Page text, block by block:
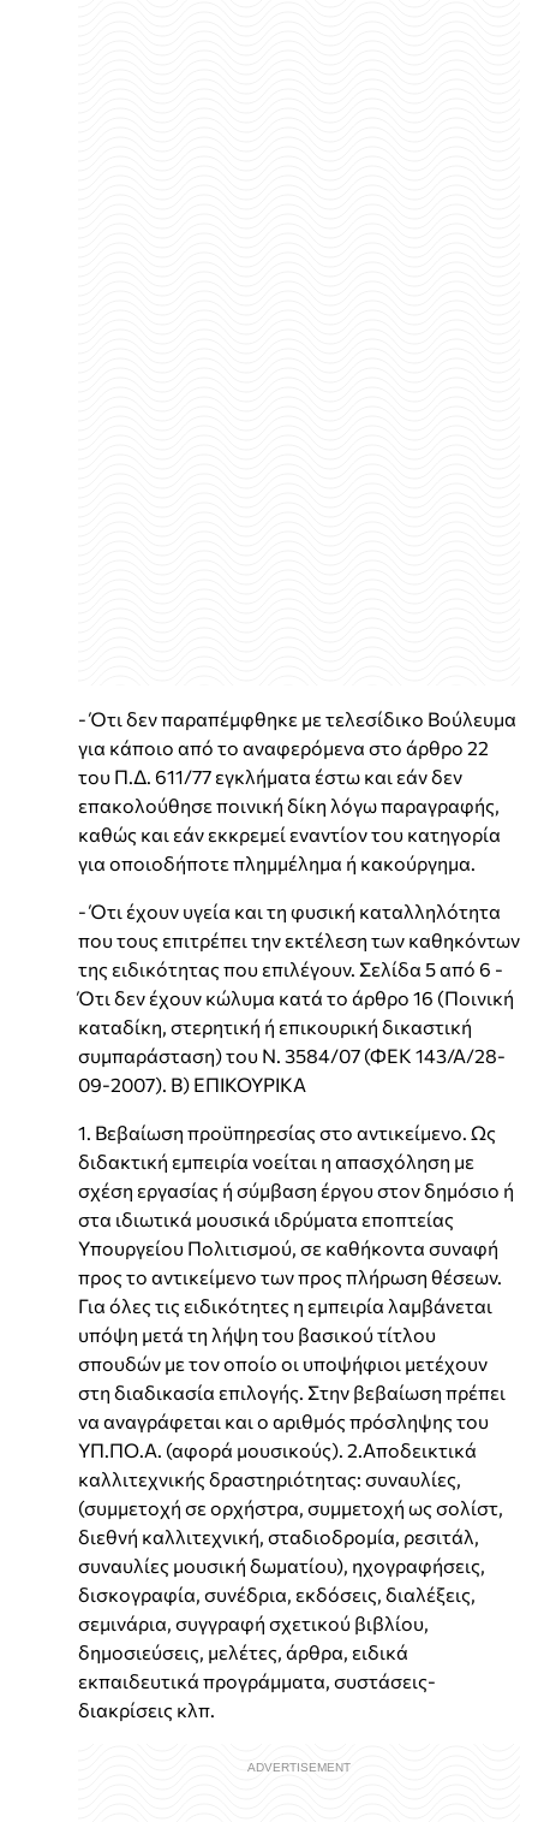
- Ότι δεν παραπέμφθηκε με τελεσίδικο Βούλευμα
για κάποιο από το αναφερόμενα στο άρθρο 22
του Π.Δ. 611/77 εγκλήματα έστω και εάν δεν
επακολούθησε ποινική δίκη λόγω παραγραφής,
καθώς και εάν εκκρεμεί εναντίον του κατηγορία
για οποιοδήποτε πλημμέλημα ή κακούργημα.
- Ότι έχουν υγεία και τη φυσική καταλληλότητα
που τους επιτρέπει την εκτέλεση των καθηκόντων
της ειδικότητας που επιλέγουν. Σελίδα 5 από 6 -
Ότι δεν έχουν κώλυμα κατά το άρθρο 16 (Ποινική
καταδίκη, στερητική ή επικουρική δικαστική
συμπαράσταση) του Ν. 3584/07 (ΦΕΚ 143/Α/28-
09-2007). Β) ΕΠΙΚΟΥΡΙΚΑ
1. Βεβαίωση προϋπηρεσίας στο αντικείμενο. Ως
διδακτική εμπειρία νοείται η απασχόληση με
σχέση εργασίας ή σύμβαση έργου στον δημόσιο ή
στα ιδιωτικά μουσικά ιδρύματα εποπτείας
Υπουργείου Πολιτισμού, σε καθήκοντα συναφή
προς το αντικείμενο των προς πλήρωση θέσεων.
Για όλες τις ειδικότητες η εμπειρία λαμβάνεται
υπόψη μετά τη λήψη του βασικού τίτλου
σπουδών με τον οποίο οι υποψήφιοι μετέχουν
στη διαδικασία επιλογής. Στην βεβαίωση πρέπει
να αναγράφεται και ο αριθμός πρόσληψης του
ΥΠ.ΠΟ.Α. (αφορά μουσικούς). 2.Αποδεικτικά
καλλιτεχνικής δραστηριότητας: συναυλίες,
(συμμετοχή σε ορχήστρα, συμμετοχή ως σολίστ,
διεθνή καλλιτεχνική, σταδιοδρομία, ρεσιτάλ,
συναυλίες μουσική δωματίου), ηχογραφήσεις,
δισκογραφία, συνέδρια, εκδόσεις, διαλέξεις,
σεμινάρια, συγγραφή σχετικού βιβλίου,
δημοσιεύσεις, μελέτες, άρθρα, ειδικά
εκπαιδευτικά προγράμματα, συστάσεις-
διακρίσεις κλπ.